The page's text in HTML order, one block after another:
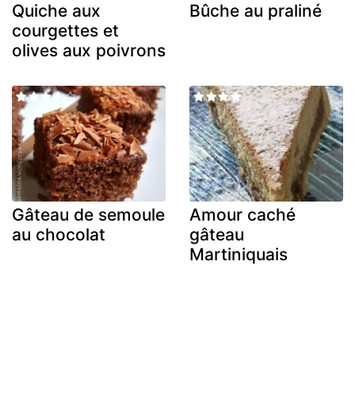
Quiche aux
courgettes et
olives aux poivrons
Bûche au praliné
Gâteau de semoule
au chocolat
Amour caché
gâteau
Martiniquais